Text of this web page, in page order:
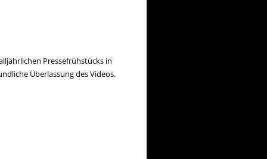
Pressefrühstücks in
Überlassung des Videos.